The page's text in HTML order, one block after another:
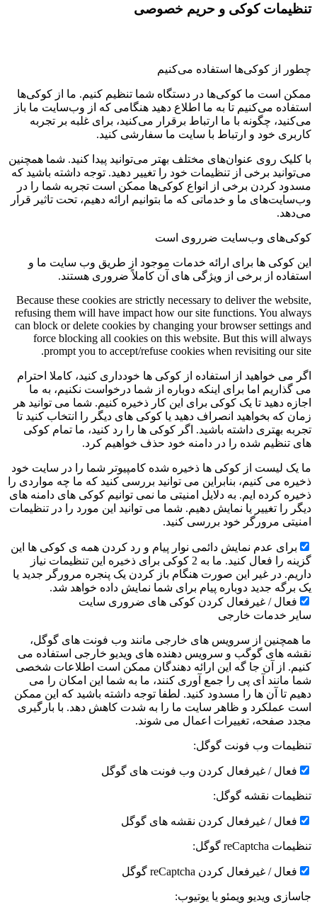
تنظیمات کوکی و حریم خصوصی
چطور از کوکی‌ها استفاده می‌کنیم
ممکن است ما کوکی‌ها در دستگاه شما تنظیم کنیم. ما از کوکی‌ها
استفاده می‌کنیم تا به ما اطلاع دهید هنگامی که از وب‌سایت ما باز
می‌کنید، چگونه با ما ارتباط برقرار می‌کنید، برای غلبه بر تجربه
کاربری خود و ارتباط با سایت ما سفارشی کنید.
با کلیک روی عنوان‌های مختلف بهتر می‌توانید پیدا کنید. شما همچنین
می‌توانید برخی از تنظیمات خود را تغییر دهید. توجه داشته باشید که
مسدود کردن برخی از انواع کوکی‌ها ممکن است تجربه شما را در
وب‌سایت‌های ما و خدماتی که ما بتوانیم ارائه دهیم، تحت تاثیر قرار
می‌دهد.
کوکی‌های وب‌سایت ضرروی است
این کوکی ها برای ارائه خدمات موجود از طریق وب سایت ما و
استفاده از برخی از ویژگی های آن کاملاً ضروری هستند.
Because these cookies are strictly necessary to deliver the website,
refusing them will have impact how our site functions. You always
can block or delete cookies by changing your browser settings and
force blocking all cookies on this website. But this will always
prompt you to accept/refuse cookies when revisiting our site.
اگر می خواهید از استفاده از کوکی ها خودداری کنید، کاملا احترام
می گذاریم اما برای اینکه دوباره از شما درخواست نکنیم، به ما
اجازه دهید تا یک کوکی برای این کار ذخیره کنیم. شما می توانید هر
زمان که بخواهید انصراف دهید یا کوکی های دیگر را انتخاب کنید تا
تجربه بهتری داشته باشید. اگر کوکی ها را رد کنید، ما تمام کوکی
های تنظیم شده را در دامنه خود حذف خواهیم کرد.
ما یک لیست از کوکی ها ذخیره شده کامپیوتر شما را در سایت خود
ذخیره می کنیم، بنابراین می توانید بررسی کنید که ما چه مواردی را
ذخیره کرده ایم. به دلایل امنیتی ما نمی توانیم کوکی های دامنه های
دیگر را تغییر یا نمایش دهیم. شما می توانید این مورد را در تنظیمات
امنیتی مرورگر خود بررسی کنید.
برای عدم نمایش دائمی نوار پیام و رد کردن همه ی کوکی ها این
گزینه را فعال کنید. ما به 2 کوکی برای ذخیره این تنظیمات نیاز
داریم. در غیر این صورت هنگام باز کردن یک پنجره مرورگر جدید یا
یک برگه جدید دوباره پیام برای شما نمایش داده خواهد شد.
فعال / غیرفعال کردن کوکی های ضروری سایت
سایر خدمات خارجی
ما همچنین از سرویس های خارجی مانند وب فونت های گوگل،
نقشه های گوگب و سرویس دهنده های ویدیو خارجی استفاده می
کنیم. از آن جا گه این ارائه دهندگان ممکن است اطلاعات شخصی
شما مانند آی پی را جمع آوری کنند، ما به شما این امکان را می
دهیم تا آن ها را مسدود کنید. لطفا توجه داشته باشید که این ممکن
است عملکرد و ظاهر سایت ما را به شدت کاهش دهد. با بارگیری
مجدد صفحه، تغییرات اعمال می شوند.
تنظیمات وب فونت گوگل:
فعال / غیرفعال کردن وب فونت های گوگل
تنظیمات نقشه گوگل:
فعال / غیرفعال کردن نقشه های گوگل
تنظیمات reCaptcha گوگل:
فعال / غیرفعال کردن reCaptcha گوگل
جاسازی ویدیو ویمئو یا یوتیوب: